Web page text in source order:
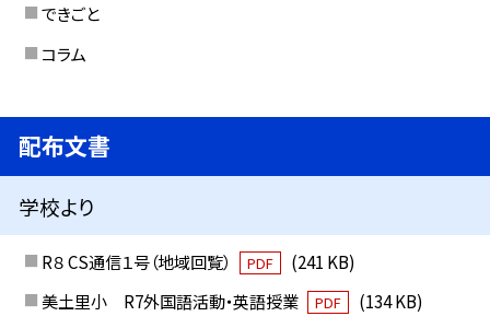
できごと
コラム
配布文書
学校より
R８ CS通信１号（地域回覧） PDF
(241 KB)
美土里小 R7外国語活動・英語授業
PDF
(134 KB)